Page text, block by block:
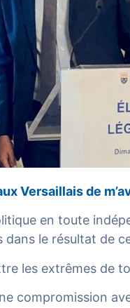
Versaillais de
en toute
le résultat de
les extrêmes de
compromission